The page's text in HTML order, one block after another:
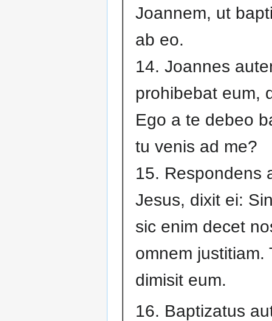
Joannem, ut
ab eo.
14. Joannes
prohibebat eum,
Ego a te debeo
tu venis ad me?
15. Respondens
Jesus, dixit ei:
sic enim decet
omnem justitiam.
dimisit eum.
16. Baptizatus